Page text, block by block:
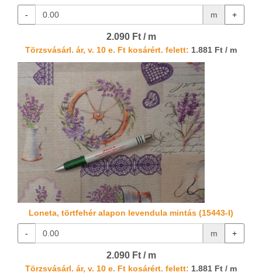
- m +
2.090 Ft / m
Törzsvásárl. ár, v. 10 e. Ft kosárért. felett: 1.881 Ft / m
Loneta, törtfehér alapon levendula mintás (15443-I)
- m +
2.090 Ft / m
Törzsvásárl. ár, v. 10 e. Ft kosárért. felett: 1.881 Ft / m